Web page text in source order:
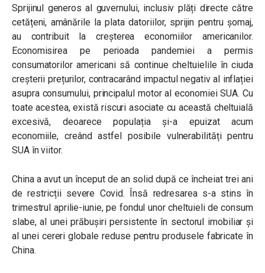
Sprijinul generos al guvernului, inclusiv plăți directe către
cetățeni, amânările la plata datoriilor, sprijin pentru șomaj,
au contribuit la creșterea economiilor americanilor.
Economisirea pe perioada pandemiei a permis
consumatorilor americani să continue cheltuielile în ciuda
creșterii prețurilor, contracarând impactul negativ al inflației
asupra consumului, principalul motor al economiei SUA. Cu
toate acestea, există riscuri asociate cu această cheltuială
excesivă, deoarece populația și-a epuizat acum
economiile, creând astfel posibile vulnerabilități pentru
SUA în viitor.
China a avut un început de an solid după ce încheiat trei ani
de restricții severe Covid. Însă redresarea s-a stins în
trimestrul aprilie-iunie, pe fondul unor cheltuieli de consum
slabe, al unei prăbușiri persistente în sectorul imobiliar și
al unei cereri globale reduse pentru produsele fabricate în
China.